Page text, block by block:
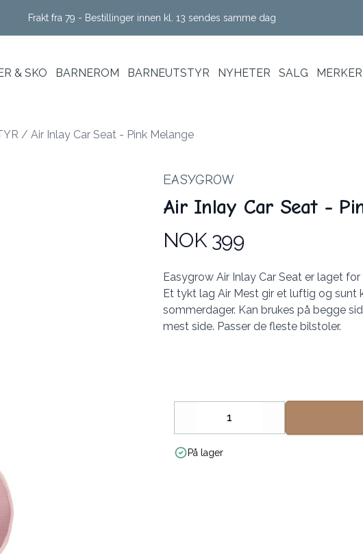
Frakt fra 79 - Bestillinger innen kl. 13 sendes samme dag
& SKO BARNEROM BARNEUTSTYR NYHETER SALG MERKER
/ Air Inlay Car Seat - Pink Melange
EASYGROW
Air Inlay Car Seat -
Produktdetaljer
NOK 399
Description
Easygrow Air Inlay Car Seat er laget
Et tykt lag Air Mest gir et luftig og sunt
sommerdager. Kan brukes på begge
mest side. Passer de fleste bilstoler.
Decrease
På lager